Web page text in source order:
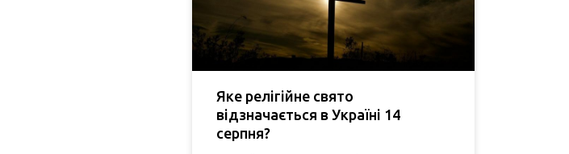
Яке релігійне свято
відзначається в Україні 14
серпня?